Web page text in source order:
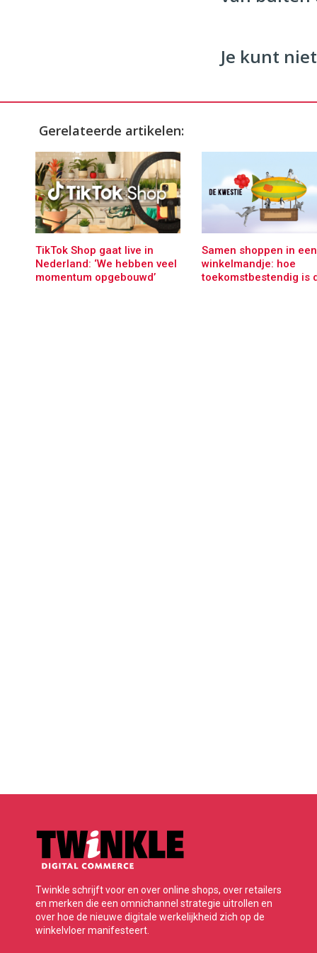
Je kunt
Gerelateerde artikelen:
TikTok Shop gaat live in
Nederland: ‘We hebben veel
momentum opgebouwd’
Samen shoppen in een
winkelmandje: hoe
toekomstbestendig is
Twinkle schrijft voor en over online shops, over retailers
en merken die een omnichannel strategie uitrollen en
over hoe de nieuwe digitale werkelijkheid zich op de
winkelvloer manifesteert.